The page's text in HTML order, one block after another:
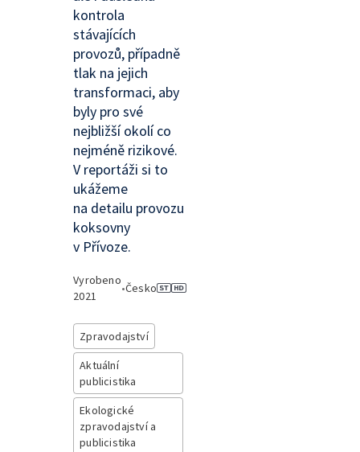
kontrola
stávajících
provozů, případně
tlak na jejich
transformaci, aby
byly pro své
nejbližší okolí co
nejméně rizikové.
V reportáži si to
ukážeme
na detailu provozu
koksovny
v Přívoze.
Vyrobeno
2021
•Česko
Zpravodajství
Aktuální
publicistika
Ekologické
zpravodajství a
publicistika